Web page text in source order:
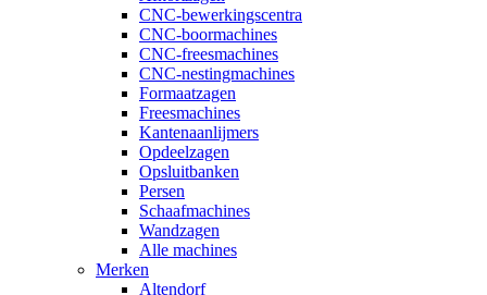
CNC-bewerkingscentra
CNC-boormachines
CNC-freesmachines
CNC-nestingmachines
Formaatzagen
Freesmachines
Kantenaanlijmers
Opdeelzagen
Opsluitbanken
Persen
Schaafmachines
Wandzagen
Alle machines
Merken
Altendorf